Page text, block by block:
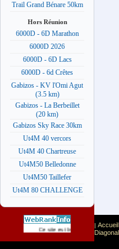
Trail Grand Bénare 50km
Hors Réunion
6000D - 6D Marathon
6000D 2026
6000D - 6D Lacs
6000D - 6d Crêtes
Gabizos - KV l'Omi Agut
(3.5 km)
Gabizos - La Berbeillet
(20 km)
Gabizos Sky Race 30km
Ut4M 40 vercors
Ut4M 40 Chartreuse
Ut4M50 Belledonne
Ut4M50 Taillefer
Ut4M 80 CHALLENGE
Ce site est list� dans la
| Accueil